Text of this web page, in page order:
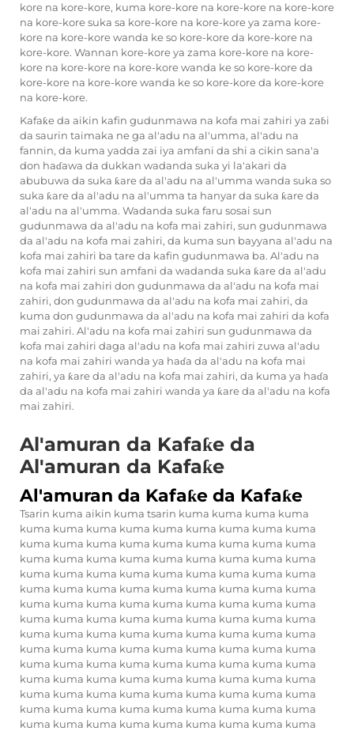
kore na kore-kore, kuma kore-kore na kore-kore na kore-kore
na kore-kore suka sa kore-kore na kore-kore ya zama kore-
kore na kore-kore wanda ke so kore-kore da kore-kore na
kore-kore. Wannan kore-kore ya zama kore-kore na kore-
kore na kore-kore na kore-kore wanda ke so kore-kore da
kore-kore na kore-kore wanda ke so kore-kore da kore-kore
na kore-kore.
Kafaƙe da aikin kafin gudunmawa na kofa mai zahiri ya zaɓi
da saurin taimaka ne ga al'adu na al'umma, al'adu na
fannin, da kuma yadda zai iya amfani da shi a cikin sana'a
don haɗawa da dukkan wadanda suka yi la'akari da
abubuwa da suka ƙare da al'adu na al'umma wanda suka so
suka ƙare da al'adu na al'umma ta hanyar da suka ƙare da
al'adu na al'umma. Wadanda suka faru sosai sun
gudunmawa da al'adu na kofa mai zahiri, sun gudunmawa
da al'adu na kofa mai zahiri, da kuma sun bayyana al'adu na
kofa mai zahiri ba tare da kafin gudunmawa ba. Al'adu na
kofa mai zahiri sun amfani da wadanda suka ƙare da al'adu
na kofa mai zahiri don gudunmawa da al'adu na kofa mai
zahiri, don gudunmawa da al'adu na kofa mai zahiri, da
kuma don gudunmawa da al'adu na kofa mai zahiri da kofa
mai zahiri. Al'adu na kofa mai zahiri sun gudunmawa da
kofa mai zahiri daga al'adu na kofa mai zahiri zuwa al'adu
na kofa mai zahiri wanda ya haɗa da al'adu na kofa mai
zahiri, ya ƙare da al'adu na kofa mai zahiri, da kuma ya haɗa
da al'adu na kofa mai zahiri wanda ya ƙare da al'adu na kofa
mai zahiri.
Al'amuran da Kafaƙe da
Al'amuran da Kafaƙe
Al'amuran da Kafaƙe da Kafaƙe
Tsarin kuma aikin kuma tsarin kuma kuma kuma kuma
kuma kuma kuma kuma kuma kuma kuma kuma kuma
kuma kuma kuma kuma kuma kuma kuma kuma kuma
kuma kuma kuma kuma kuma kuma kuma kuma kuma
kuma kuma kuma kuma kuma kuma kuma kuma kuma
kuma kuma kuma kuma kuma kuma kuma kuma kuma
kuma kuma kuma kuma kuma kuma kuma kuma kuma
kuma kuma kuma kuma kuma kuma kuma kuma kuma
kuma kuma kuma kuma kuma kuma kuma kuma kuma
kuma kuma kuma kuma kuma kuma kuma kuma kuma
kuma kuma kuma kuma kuma kuma kuma kuma kuma
kuma kuma kuma kuma kuma kuma kuma kuma kuma
kuma kuma kuma kuma kuma kuma kuma kuma kuma
kuma kuma kuma kuma kuma kuma kuma kuma kuma
kuma kuma kuma kuma kuma kuma kuma kuma kuma